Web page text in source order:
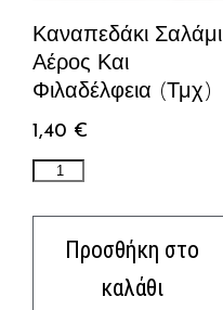
Καναπεδάκι Σαλάμι
Αέρος Και
Φιλαδέλφεια (τμχ)
1,40 €
Προσθήκη στο
καλάθι